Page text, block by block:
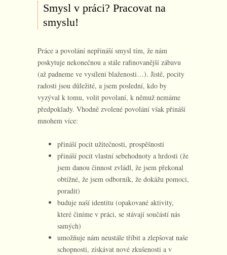
Smysl v práci? Pracovat na
smyslu!
Práce a povolání nepřináší smysl tím, že nám
poskytuje nekonečnou a stále rafinovanější zábavu
(až padneme ve vysílení blaženosti…). Jistě, pocity
radosti jsou důležité, a jsem poslední, kdo by
vyzýval k tomu, volit povolaní, k němuž nemáme
předpoklady. Vhodně zvolené povolání však přináší
mnohem více:
přináší pocit užitečnosti, prospěšnosti
přináší pocit vlastní sebehodnoty a hrdosti (že
jsem danou činnost zvládl, že jsem překonal
obtížné, že jsem odborník, že dokážu pomoci,
poradit)
buduje naší identitu (opakované aktivity,
které činíme v práci, se stávají součástí nás
samých)
umožňuje nám neustále tříbit a zlepšovat naše
schopnosti, získávat nové zkušenosti a v